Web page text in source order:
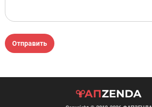
Отправить